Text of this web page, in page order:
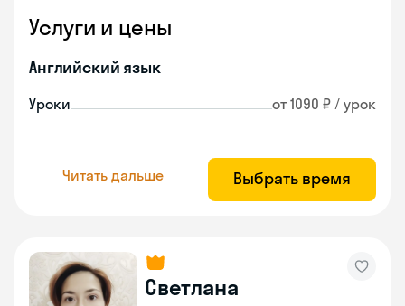
Услуги и цены
Английский язык
Уроки от 1090 ₽ / урок
Читать дальше Выбрать время
Светлана